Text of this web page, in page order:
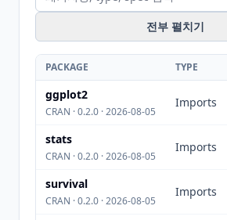
전부 펼치기
PACKAGE TYPE
ggplot2
CRAN · 0.2.0 · 2026-08-05
Imports
stats
CRAN · 0.2.0 · 2026-08-05
Imports
survival
CRAN · 0.2.0 · 2026-08-05
Imports